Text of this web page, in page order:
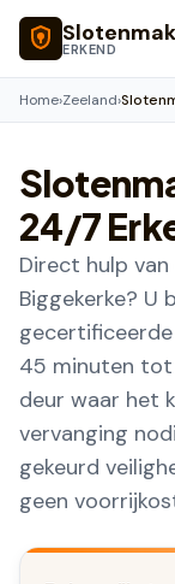
Naar hoofdinhoud
ERKEND
Home›Zeeland›
24/7
Direct hulp
Biggekerke? U
45 minuten tot
deur waar het
vervanging
gekeurd
geen